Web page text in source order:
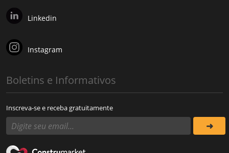
Linkedin
Instagram
Boletins e Informativos
Inscreva-se e receba gratuitamente